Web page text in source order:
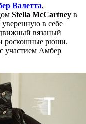
Валетта,
Stella McCartney в
в себе
вязаный
роскошные рюши.
участием Амбер